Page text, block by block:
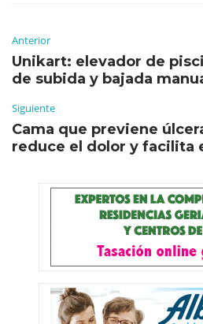
Anterior
Unikart: elevador de
de subida y bajada
Siguiente
Cama que previene
reduce el dolor y facilita